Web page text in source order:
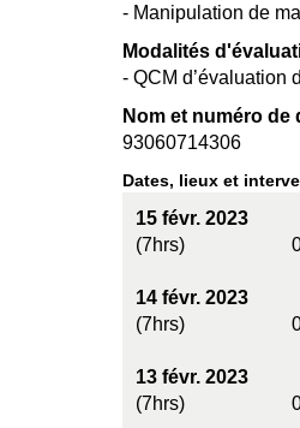
- Manipulation de
Modalités
- QCM d’évaluation
Nom et numéro de
93060714306
Dates, lieux et
15 févr. 2023
(7hrs)
14 févr. 2023
(7hrs)
13 févr. 2023
(7hrs)